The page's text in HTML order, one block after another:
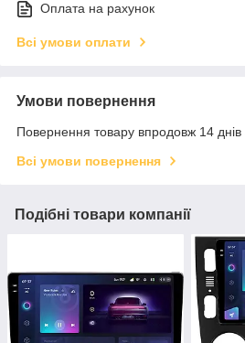
Оплата на рахунок
Всі умови оплати
Умови повернення
Повернення товару впродовж 14 днів
Всі умови повернення
Подібні товари компанії